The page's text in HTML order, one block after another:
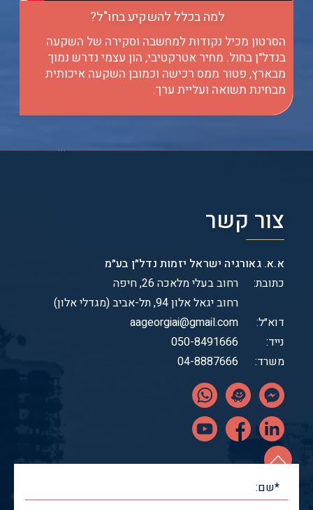
למה בכלל להשקיע בחו"ל?
הסרטון מכיל נקודות למחשבה וסקירה של השקעה
בנדל"ן בחול. מחיר אטרקטיבי, הון עצמי נדרש נמוך
מבארץ, פטור ממס רכישה וכמובן השקעה איכותית
מבחינת תשואה ועליית ערך.
צור קשר
א.א. גאורגיה ישראל יזמות נדל״ן בע״מ
כתובת:
רחוב בעלי מלאכה 26, חיפה
רחוב יגאל אלון 94, תל-אביב (מגדלי אלון)
דוא״ל:
aageorgiai@gmail.com
נייד:
050-8491666
משרד:
04-8887666